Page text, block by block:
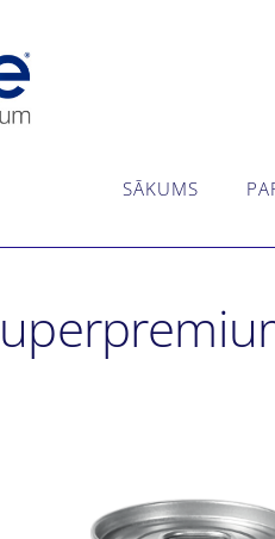
SĀKUMS